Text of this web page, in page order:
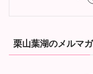
栗山葉湖のメルマ